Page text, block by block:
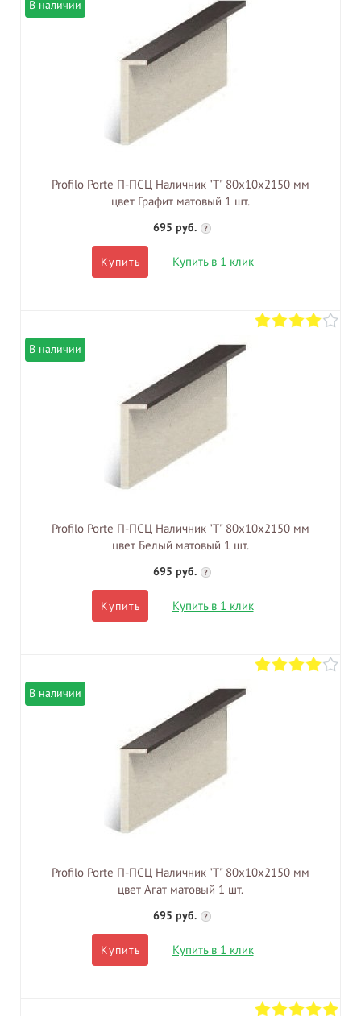
В наличии
Profilo Porte П-ПСЦ Наличник "Т" 80х10х2150 мм
цвет Графит матовый 1 шт.
695 руб. ?
Купить Купить в 1 клик
В наличии
Profilo Porte П-ПСЦ Наличник "Т" 80х10х2150 мм
цвет Белый матовый 1 шт.
695 руб. ?
Купить Купить в 1 клик
В наличии
Profilo Porte П-ПСЦ Наличник "Т" 80х10х2150 мм
цвет Агат матовый 1 шт.
695 руб. ?
Купить Купить в 1 клик